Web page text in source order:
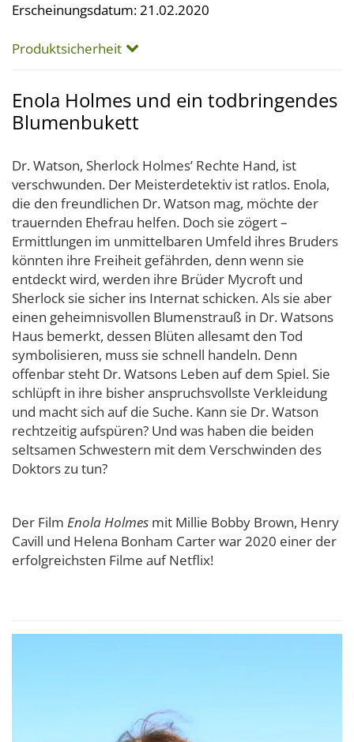
Erscheinungsdatum: 21.02.2020
Produktsicherheit
Enola Holmes und ein todbringendes
Blumenbukett
Dr. Watson, Sherlock Holmes’ Rechte Hand, ist
verschwunden. Der Meisterdetektiv ist ratlos. Enola,
die den freundlichen Dr. Watson mag, möchte der
trauernden Ehefrau helfen. Doch sie zögert –
Ermittlungen im unmittelbaren Umfeld ihres Bruders
könnten ihre Freiheit gefährden, denn wenn sie
entdeckt wird, werden ihre Brüder Mycroft und
Sherlock sie sicher ins Internat schicken. Als sie aber
einen geheimnisvollen Blumenstrauß in Dr. Watsons
Haus bemerkt, dessen Blüten allesamt den Tod
symbolisieren, muss sie schnell handeln. Denn
offenbar steht Dr. Watsons Leben auf dem Spiel. Sie
schlüpft in ihre bisher anspruchsvollste Verkleidung
und macht sich auf die Suche. Kann sie Dr. Watson
rechtzeitig aufspüren? Und was haben die beiden
seltsamen Schwestern mit dem Verschwinden des
Doktors zu tun?
Der Film Enola Holmes mit Millie Bobby Brown, Henry
Cavill und Helena Bonham Carter war 2020 einer der
erfolgreichsten Filme auf Netflix!